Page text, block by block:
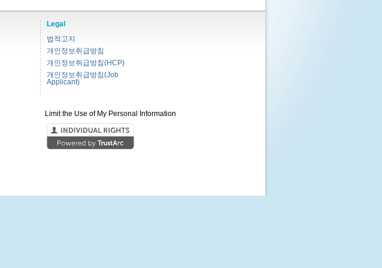
Legal
법적고지
개인정보취급방침
개인정보취급방침(HCP)
개인정보취급방침(Job
Applicant)
Limit the Use of My Personal Information